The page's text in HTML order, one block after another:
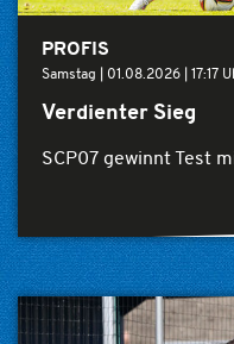
PROFIS
Samstag | 01.08.2026 | 17:17
Verdienter Sieg
SCP07 gewinnt Test